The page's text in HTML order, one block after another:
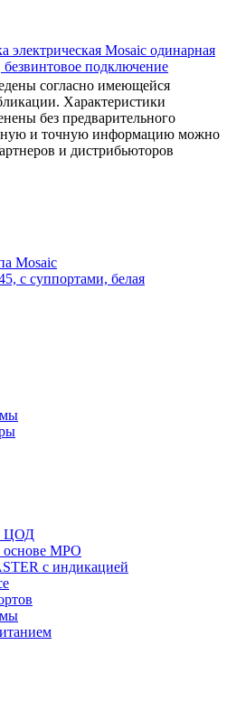
электрическая Mosaic одинарная
подключение
согласно имеющейся
Характеристики
без предварительного
и точную информацию можно
и дистрибьюторов
Mosaic
с суппортами, белая
ЦОД
основе MPO
с индикацией